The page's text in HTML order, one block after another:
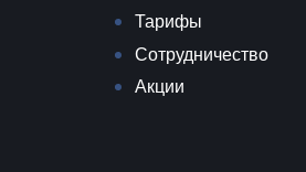
Тарифы
Сотрудничество
Акции